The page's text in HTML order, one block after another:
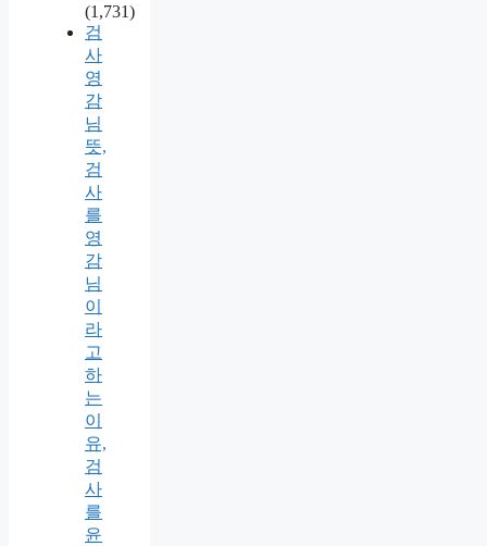
(1,731)
검
사
영
감
님
뜻,
검
사
를
영
감
님
이
라
고
하
는
이
유,
검
사
를
윤